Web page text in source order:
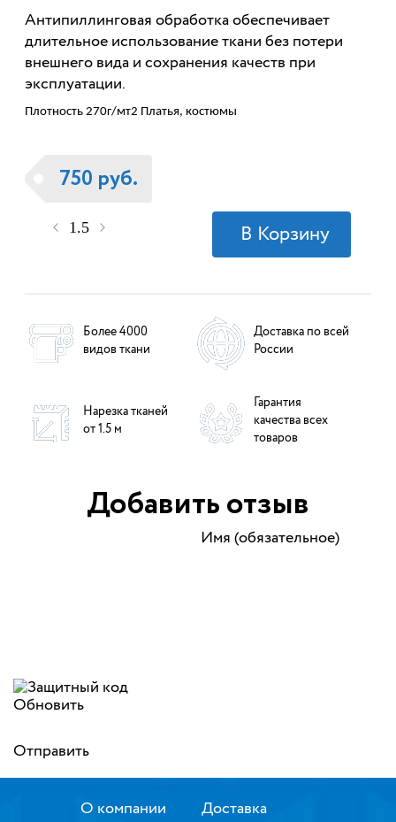
Антипиллинговая обработка обеспечивает
длительное использование ткани без потери
внешнего вида и сохранения качеств при
эксплуатации.
Плотность 270г/мт2 Платья, костюмы
750 руб.
Более 4000
видов ткани
Доставка по всей
России
Нарезка тканей
от 1.5 м
Гарантия
качества всех
товаров
Добавить отзыв
Имя (обязательное)
Обновить
Отправить
О компании
Доставка